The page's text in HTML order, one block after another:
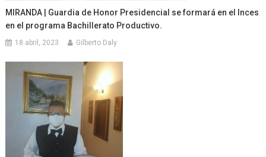
MIRANDA | Guardia de Honor Presidencial se formará en el Inces
en el programa Bachillerato Productivo.
18 abril, 2023 Gilberto Daly